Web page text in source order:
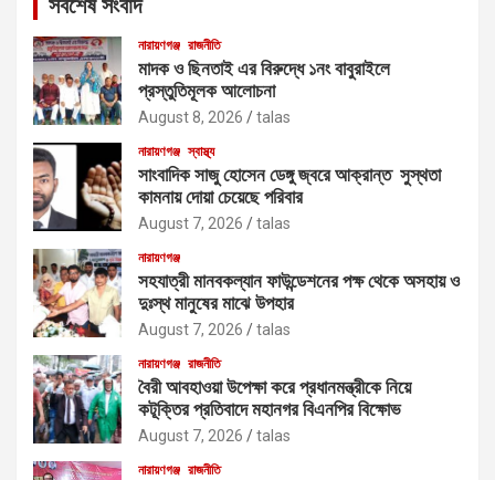
সর্বশেষ সংবাদ
নারায়ণগঞ্জ রাজনীতি
মাদক ও ছিনতাই এর বিরুদ্ধে ১নং বাবুরাইলে
প্রস্তুতিমূলক আলোচনা
August 8, 2026 talas
নারায়ণগঞ্জ স্বাস্থ্য
সাংবাদিক সাজু হোসেন ডেঙ্গু জ্বরে আক্রান্ত সুস্থতা
কামনায় দোয়া চেয়েছে পরিবার
August 7, 2026 talas
নারায়ণগঞ্জ
সহযাত্রী মানবকল্যান ফাউন্ডেশনের পক্ষ থেকে অসহায় ও
দুঃস্থ মানুষের মাঝে উপহার
August 7, 2026 talas
নারায়ণগঞ্জ রাজনীতি
বৈরী আবহাওয়া উপেক্ষা করে প্রধানমন্ত্রীকে নিয়ে
কটূক্তির প্রতিবাদে মহানগর বিএনপির বিক্ষোভ
August 7, 2026 talas
নারায়ণগঞ্জ রাজনীতি